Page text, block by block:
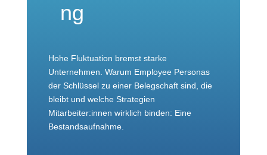
ng
Hohe Fluktuation bremst starke
Unternehmen. Warum Employee Personas
der Schlüssel zu einer Belegschaft sind, die
bleibt und welche Strategien
Mitarbeiter:innen wirklich binden: Eine
Bestandsaufnahme.